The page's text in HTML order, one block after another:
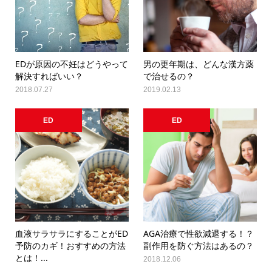
EDが原因の不妊はどうやって
解決すればいい？
2018.07.27
男の更年期は、どんな漢方薬
で治せるの？
2019.02.13
ED
血液サラサラにすることがED
予防のカギ！おすすめの方法
とは！...
ED
AGA治療で性欲減退する！？
副作用を防ぐ方法はあるの？
2018.12.06